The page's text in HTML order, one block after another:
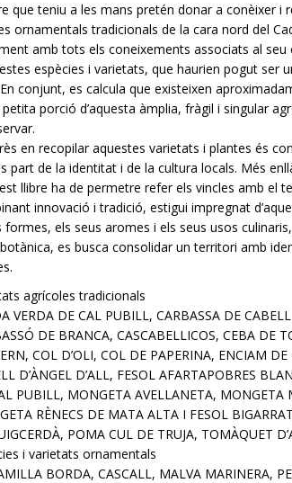
que teniu a les mans pretén donar a conèixer
ornamentals tradicionals de la cara nord del
amb tots els coneixements associats al seu
espècies i varietats, que haurien pogut ser
conjunt, es calcula que existeixen
petita porció d’aquesta àmplia, fràgil i singular
en recopilar aquestes varietats i plantes és
part de la identitat i de la cultura locals. Més
llibre ha de permetre refer els vincles amb el
innovació i tradició, estigui impregnat
formes, els seus aromes i els seus usos
es busca consolidar un territori amb
agrícoles tradicionals
VERDA DE CAL PUBILL, CARBASSA DE
DE BRANCA, CASCABELLICOS, CEBA DE
COL D’OLI, COL DE PAPERINA, ENCIAM
D’ÀNGEL D’ALL, FESOL AFARTAPOBRES
PUBILL, MONGETA AVELLANETA, MONGETA
RÈNECS DE MATA ALTA I FESOL
POMA CUL DE TRUJA, TOMÀQUET
i varietats ornamentals
BORDA, CASCALL, MALVA MARINERA,